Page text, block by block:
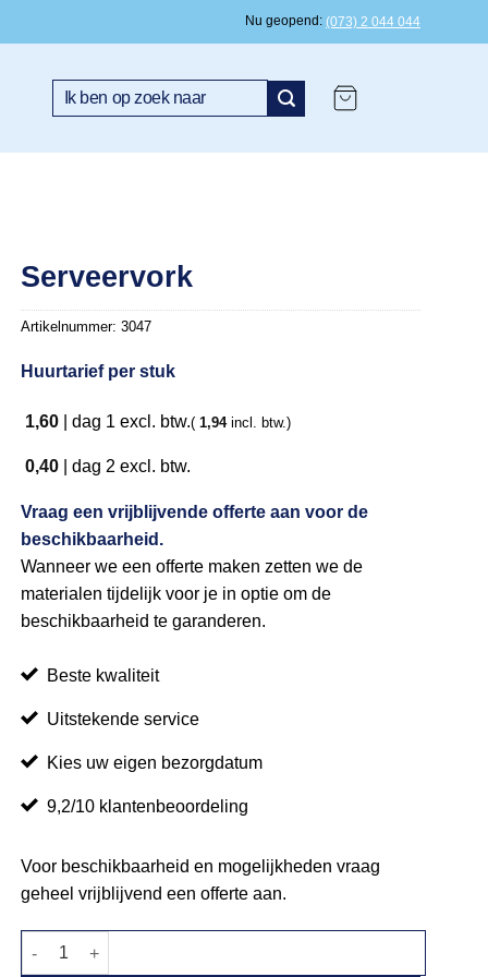
Nu geopend (073) 2 044 044
Zoeken
Serveervork
Artikelnummer:3047
Huurtarief per stuk
1,60 |dag 1 excl. btw.( 1,94incl. btw.)
0,40 |dag 2 excl. btw.
Vraag een vrijblijvende offerte aan voor de
beschikbaarheid.
Wanneer we een offerte maken zetten we de
materialen tijdelijk voor je in optie om de
beschikbaarheid te garanderen.
Beste kwaliteit
Uitstekende service
Kies uw eigen bezorgdatum
9,2/10 klantenbeoordeling
Voor beschikbaarheid en mogelijkheden vraag
geheel vrijblijvend een offerte aan.
Serveervork aantal